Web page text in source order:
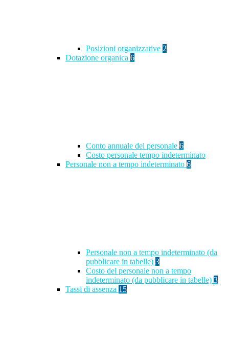
Posizioni organizzative 2
Dotazione organica 6
Conto annuale del personale 6
Costo personale tempo indeterminato
Personale non a tempo indeterminato 6
Personale non a tempo indeterminato (da
pubblicare in tabelle) 3
Costo del personale non a tempo
indeterminato (da pubblicare in tabelle) 3
Tassi di assenza 15